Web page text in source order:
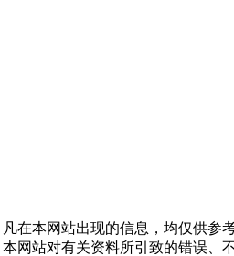
在本网站出现的信息，均仅供
网站对有关资料所引致的错误